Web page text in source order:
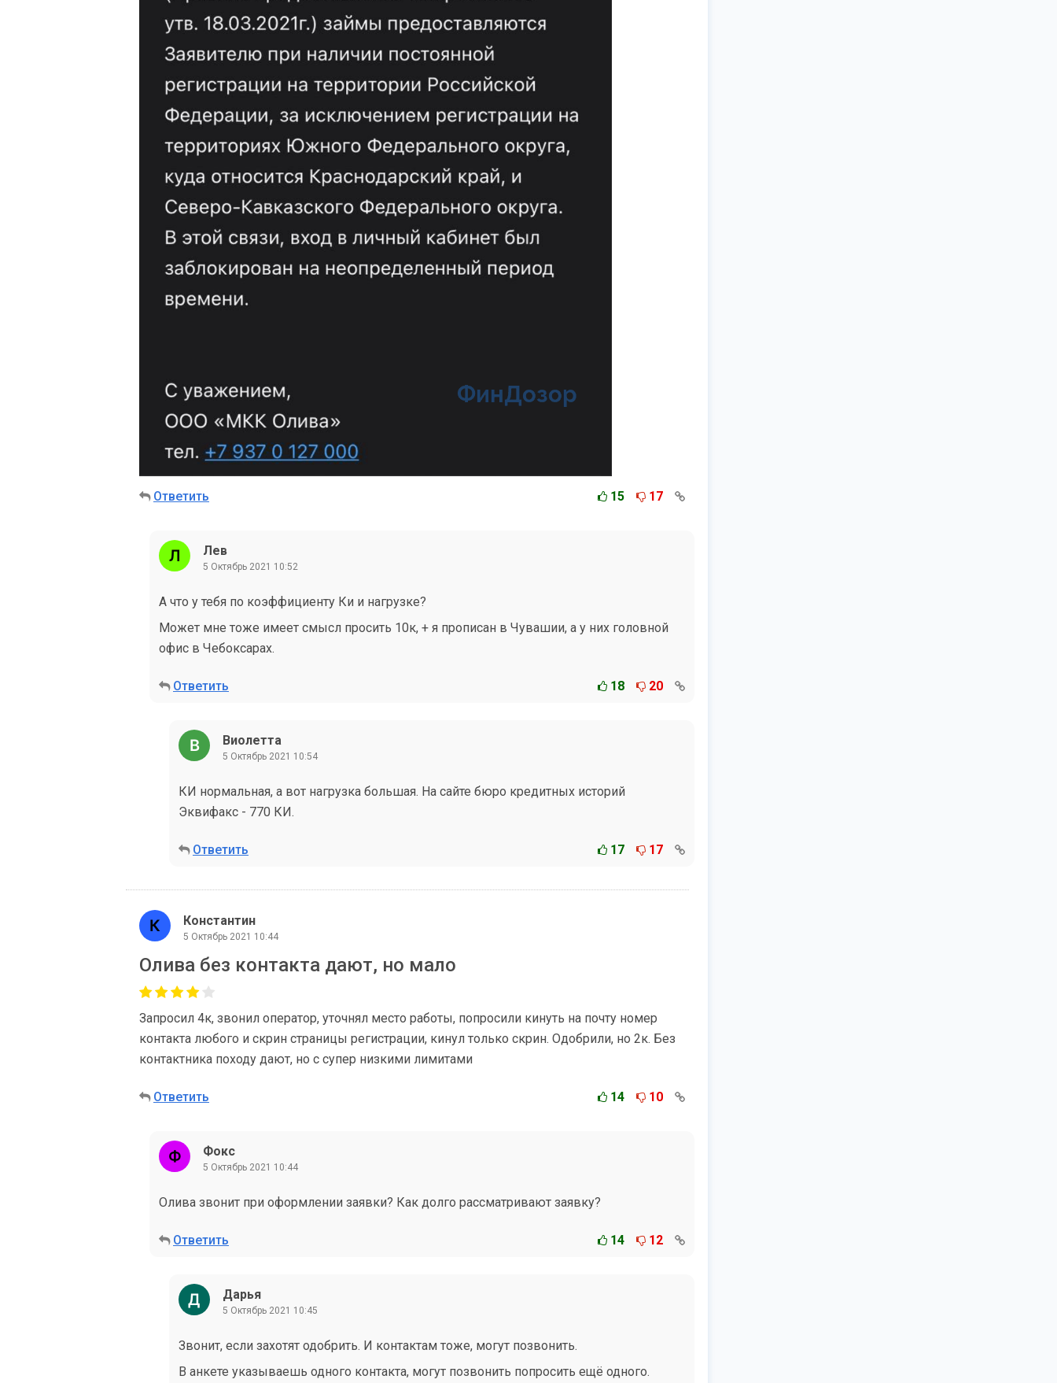
Ответить 15 17
Лев
5 Октябрь 2021 10:52
А что у тебя по коэффициенту Ки и нагрузке?
Может мне тоже имеет смысл просить 10к, + я прописан в Чувашии, а у них головной
офис в Чебоксарах.
Ответить 18 20
Виолетта
5 Октябрь 2021 10:54
КИ нормальная, а вот нагрузка большая. На сайте бюро кредитных историй
Эквифакс - 770 КИ.
Ответить 17 17
Константин
5 Октябрь 2021 10:44
Олива без контакта дают, но мало
Запросил 4к, звонил оператор, уточнял место работы, попросили кинуть на почту номер
контакта любого и скрин страницы регистрации, кинул только скрин. Одобрили, но 2к. Без
контактника походу дают, но с супер низкими лимитами
Ответить 14 10
Фокс
5 Октябрь 2021 10:44
Олива звонит при оформлении заявки? Как долго рассматривают заявку?
Ответить 14 12
Дарья
5 Октябрь 2021 10:45
Звонит, если захотят одобрить. И контактам тоже, могут позвонить.
В анкете указываешь одного контакта, могут позвонить попросить ещё одного.